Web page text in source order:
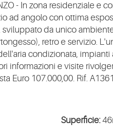
- In zona residenziale e
ad angolo con ottima
sviluppato da unico
retro e servizio.
condizionata, impianti
informazioni e visite
Euro 107.000,00. Rif.
Superficie: